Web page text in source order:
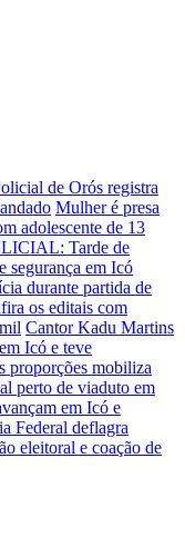
de Orós registra
Mulher é presa
adolescente de 13
Tarde de
segurança em Icó
durante partida de
os editais com
Cantor Kadu Martins
Icó e teve
proporções mobiliza
perto de viaduto em
em Icó e
Federal deflagra
eleitoral e coação de